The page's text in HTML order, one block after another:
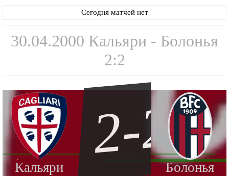
Сегодня матчей нет
30.04.2000 Кальяри - Болонья
2:2
Кальяри Болонья
2-2